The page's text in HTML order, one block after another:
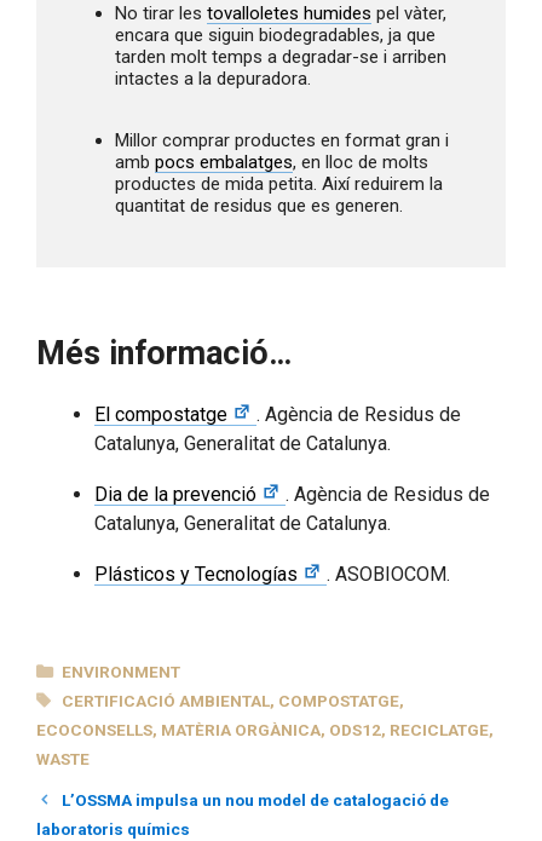
No tirar les tovalloletes humides pel vàter,
encara que siguin biodegradables, ja que
tarden molt temps a degradar-se i arriben
intactes a la depuradora.
Millor comprar productes en format gran i
amb pocs embalatges, en lloc de molts
productes de mida petita. Així reduirem la
quantitat de residus que es generen.
Més informació…
El compostatge
. Agència de Residus de
Catalunya, Generalitat de Catalunya.
Dia de la prevenció
. Agència de Residus de
Catalunya, Generalitat de Catalunya.
Plásticos y Tecnologías . ASOBIOCOM.
CATEGORIES
ENVIRONMENT
TAGS
CERTIFICACIÓ AMBIENTAL, COMPOSTATGE,
ECOCONSELLS, MATÈRIA ORGÀNICA, ODS12, RECICLATGE,
WASTE
L’OSSMA impulsa un nou model de catalogació de
laboratoris químics